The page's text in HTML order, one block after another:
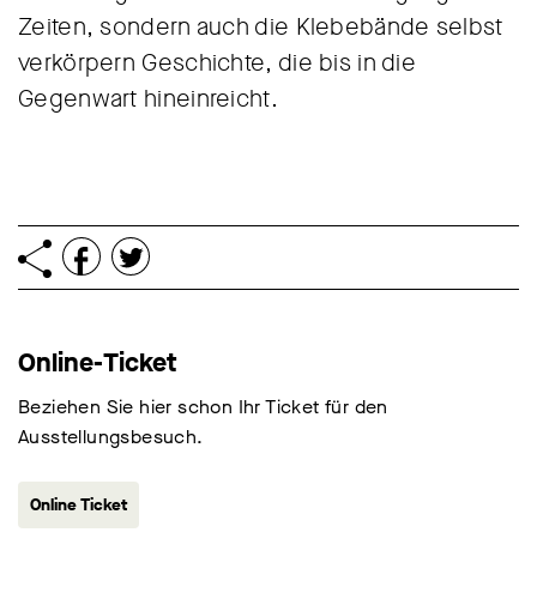
Zeiten, sondern auch die Klebebände selbst
verkörpern Geschichte, die bis in die
Gegenwart hineinreicht.
Online-Ticket
Beziehen Sie hier schon Ihr Ticket für den
Ausstellungsbesuch.
Online Ticket